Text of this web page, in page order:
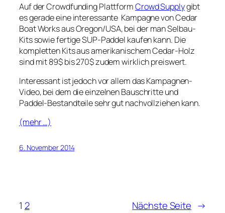
Auf der Crowdfunding PlattformCrowd Supplygibt
es gerade eine interessante Kampagne vonCedar
Boat Worksaus Oregon/USA, bei der man Selbau-
Kits sowie fertige SUP-Paddel kaufen kann. Die
kompletten Kits aus amerikanischem Cedar-Holz
sind mit 89$ bis 270$ zudem wirklich preiswert.
Interessant ist jedoch vor allem das Kampagnen-
Video, bei dem die einzelnen Bauschritte und
Paddel-Bestandteile sehr gut nachvollziehen kann.
(mehr …)
6. November 2014
1 2 Nächste Seite →